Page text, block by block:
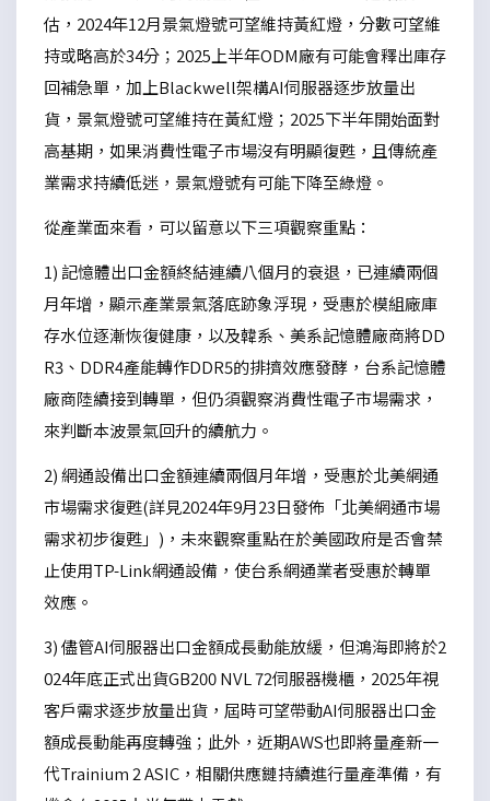
估，2024年12月景氣燈號可望維持黃紅燈，分數可望維
持或略高於34分；2025上半年ODM廠有可能會釋出庫存
回補急單，加上Blackwell架構AI伺服器逐步放量出
貨，景氣燈號可望維持在黃紅燈；2025下半年開始面對
高基期，如果消費性電子市場沒有明顯復甦，且傳統產
業需求持續低迷，景氣燈號有可能下降至綠燈。
從產業面來看，可以留意以下三項觀察重點：
1) 記憶體出口金額終結連續八個月的衰退，已連續兩個
月年增，顯示產業景氣落底跡象浮現，受惠於模組廠庫
存水位逐漸恢復健康，以及韓系、美系記憶體廠商將DD
R3、DDR4產能轉作DDR5的排擠效應發酵，台系記憶體
廠商陸續接到轉單，但仍須觀察消費性電子市場需求，
來判斷本波景氣回升的續航力。
2) 網通設備出口金額連續兩個月年增，受惠於北美網通
市場需求復甦(詳見2024年9月23日發佈「北美網通市場
需求初步復甦」)，未來觀察重點在於美國政府是否會禁
止使用TP-Link網通設備，使台系網通業者受惠於轉單
效應。
3) 儘管AI伺服器出口金額成長動能放緩，但鴻海即將於2
024年底正式出貨GB200 NVL 72伺服器機櫃，2025年視
客戶需求逐步放量出貨，屆時可望帶動AI伺服器出口金
額成長動能再度轉強；此外，近期AWS也即將量產新一
代Trainium 2 ASIC，相關供應鏈持續進行量產準備，有